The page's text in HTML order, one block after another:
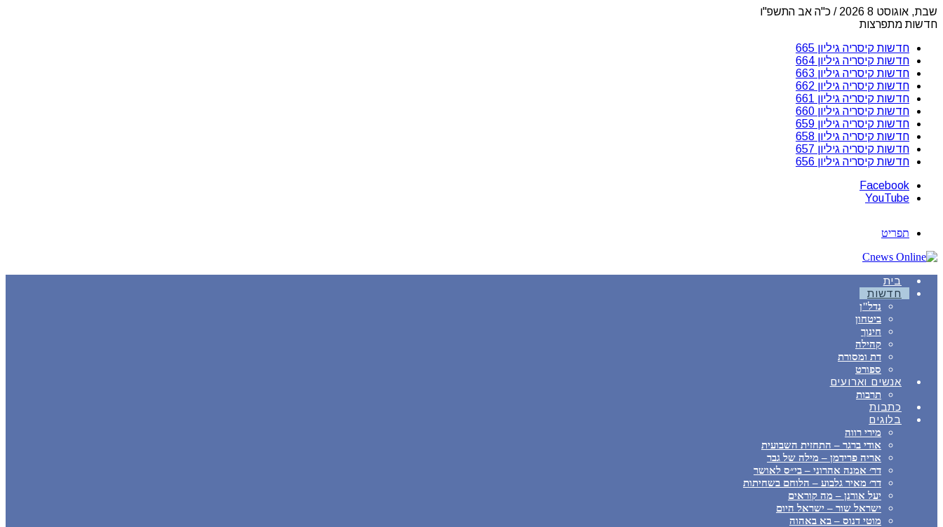
שבת, אוגוסט 8 2026 / כ"ה אב התשפ"ו
חדשות מתפרצות
חדשות קיסריה גיליון 665
חדשות קיסריה גיליון 664
חדשות קיסריה גיליון 663
חדשות קיסריה גיליון 662
חדשות קיסריה גיליון 661
חדשות קיסריה גיליון 660
חדשות קיסריה גיליון 659
חדשות קיסריה גיליון 658
חדשות קיסריה גיליון 657
חדשות קיסריה גיליון 656
Facebook
YouTube
תפריט
בית
חדשות
נדל"ן
ביטחון
חינוך
קהילה
דת ומסורת
ספורט
אנשים וארועים
תרבות
כתבות
בלוגים
מירי רווה
אודי ברגר – התחזית השבועית
אריה פרידמן – מילה של גבר
דר׳ אמנה אהרוני – בי״ס לאושר
דר׳ מאיר גלבוע – הלוחם בשחיתות
יעל אורנן – מה קוראים
ישראל שור – ישראל היום
מוטי דנוס – בא באהוה